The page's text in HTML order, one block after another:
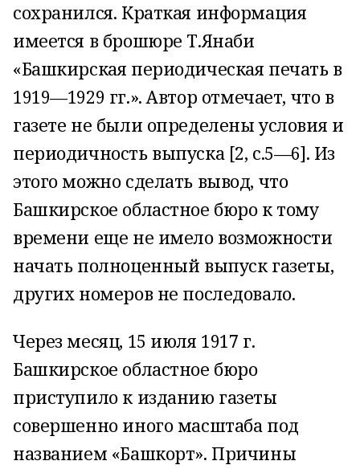
сохранился. Краткая информация
имеется в брошюре Т.Янаби
«Башкирская периодическая печать в
1919—1929 гг.». Автор отмечает, что в
газете не были определены условия и
периодичность выпуска [2, с.5—6]. Из
этого можно сделать вывод, что
Башкирское област­ное бюро к тому
времени еще не имело возможности
начать полноценный выпуск газеты,
других номеров не последовало.
Через месяц, 15 июля 1917 г.
Башкирское областное бюро
приступило к изданию газеты
совершенно иного масштаба под
названием «Башкорт». Причины